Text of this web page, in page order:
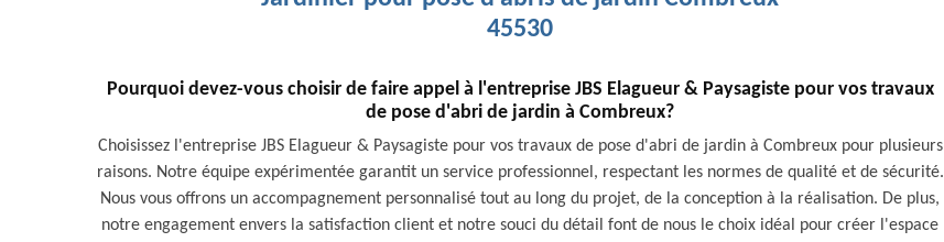
45530
Pourquoi devez-vous choisir de faire appel à l'entreprise JBS Elagueur & Paysagiste pour vos travaux
de pose d'abri de jardin à Combreux?
Choisissez l'entreprise JBS Elagueur & Paysagiste pour vos travaux de pose d'abri de jardin à Combreux pour plusieurs
raisons. Notre équipe expérimentée garantit un service professionnel, respectant les normes de qualité et de sécurité.
Nous vous offrons un accompagnement personnalisé tout au long du projet, de la conception à la réalisation. De plus,
notre engagement envers la satisfaction client et notre souci du détail font de nous le choix idéal pour créer l'espace